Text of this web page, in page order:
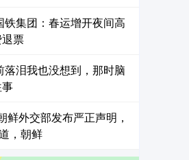
集团：春运增开夜间高
票
泪我也没想到，那时脑
鲜外交部发布严正声明，
，朝鲜